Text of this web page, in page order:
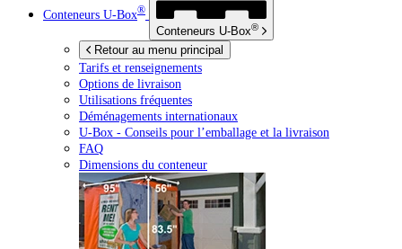
Conteneurs U-Box®
Conteneurs U-Box®
Retour au menu principal
Tarifs et renseignements
Options de livraison
Utilisations fréquentes
Déménagements internationaux
U-Box - Conseils pour l’emballage et la livraison
FAQ
Dimensions du conteneur